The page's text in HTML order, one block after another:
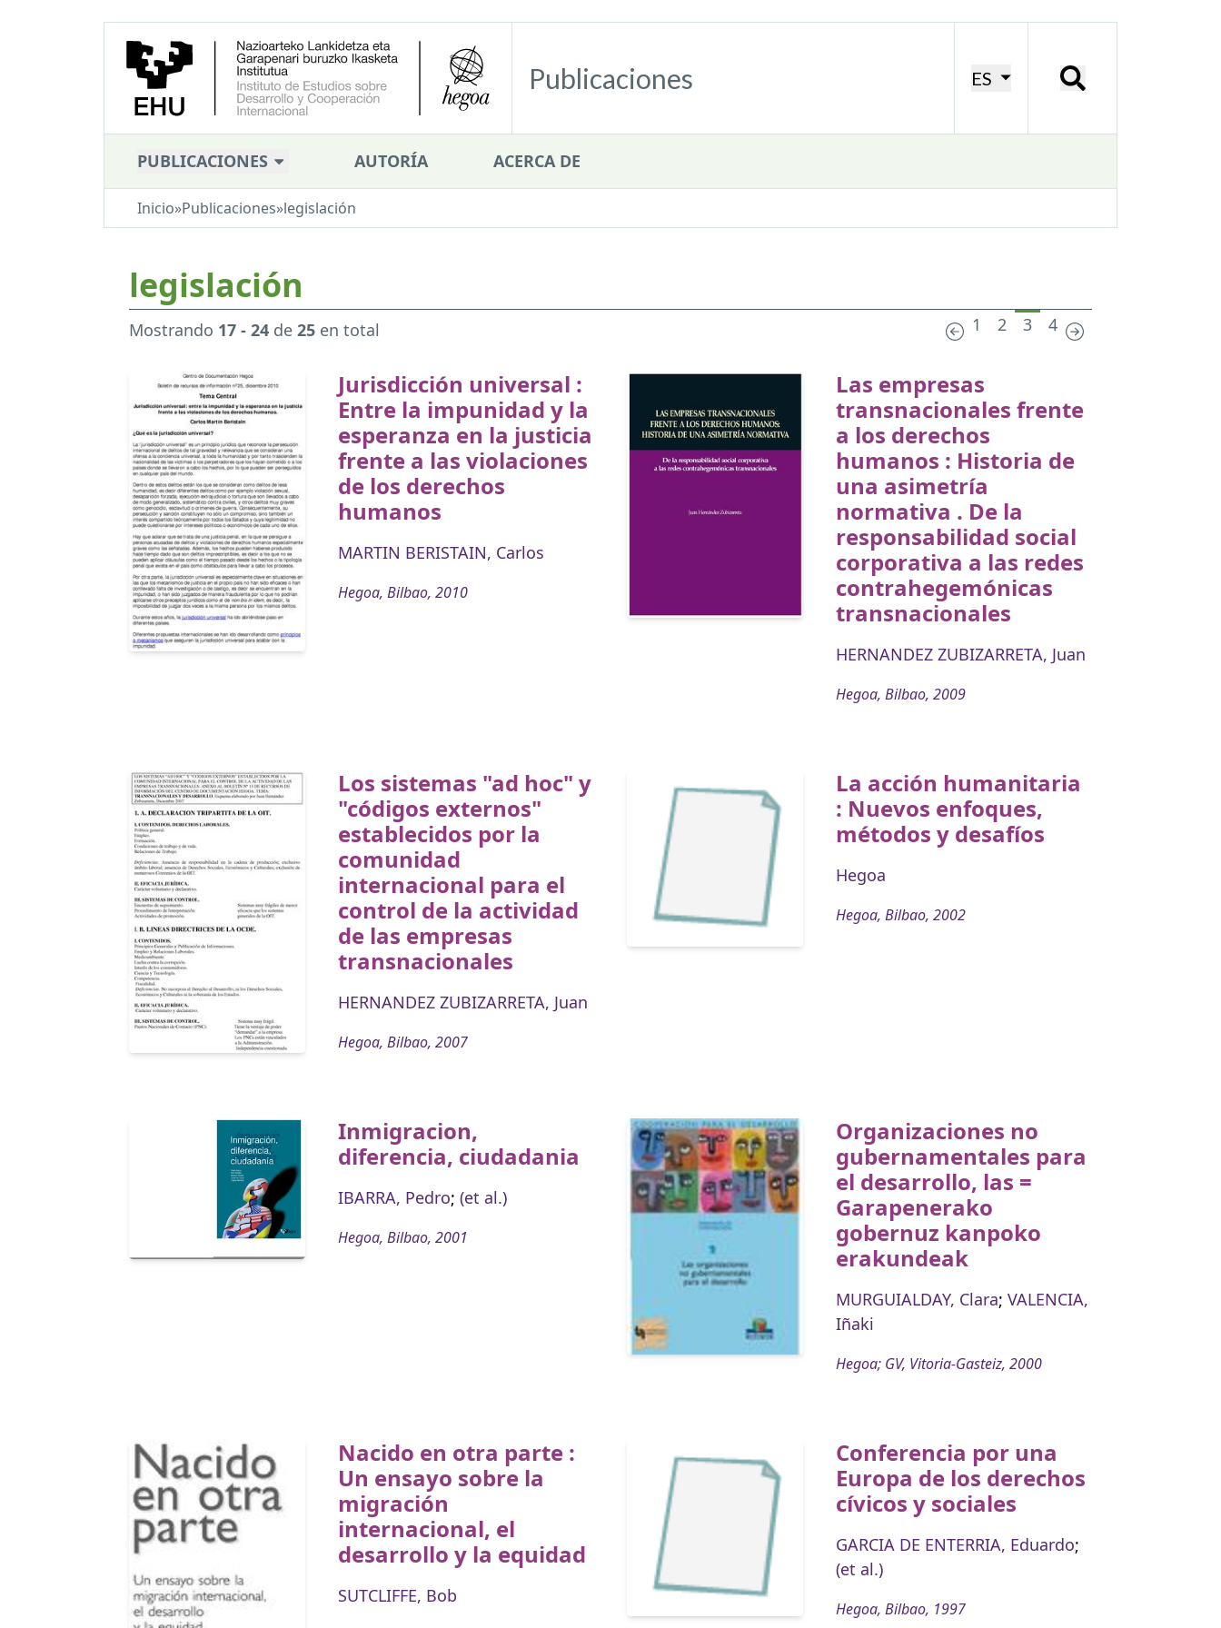
Publicaciones ES
PUBLICACIONES AUTORÍA ACERCA DE
Inicio»Publicaciones»legislación
legislación
Mostrando 17 - 24 de 25 en total 1 2 3 4
Jurisdicción universal :
Entre la impunidad y la
esperanza en la justicia
frente a las violaciones
de los derechos
humanos
MARTIN BERISTAIN, Carlos
Hegoa, Bilbao, 2010
Las empresas
transnacionales frente
a los derechos
humanos : Historia de
una asimetría
normativa . De la
responsabilidad social
corporativa a las redes
contrahegemónicas
transnacionales
HERNANDEZ ZUBIZARRETA, Juan
Hegoa, Bilbao, 2009
Los sistemas "ad hoc" y
"códigos externos"
establecidos por la
comunidad
internacional para el
control de la actividad
de las empresas
transnacionales
HERNANDEZ ZUBIZARRETA, Juan
Hegoa, Bilbao, 2007
La acción humanitaria
: Nuevos enfoques,
métodos y desafíos
Hegoa
Hegoa, Bilbao, 2002
Inmigracion,
diferencia, ciudadania
IBARRA, Pedro; (et al.)
Hegoa, Bilbao, 2001
Organizaciones no
gubernamentales para
el desarrollo, las =
Garapenerako
gobernuz kanpoko
erakundeak
MURGUIALDAY, Clara; VALENCIA,
Iñaki
Hegoa; GV, Vitoria-Gasteiz, 2000
Nacido en otra parte :
Un ensayo sobre la
migración
internacional, el
desarrollo y la equidad
SUTCLIFFE, Bob
Conferencia por una
Europa de los derechos
cívicos y sociales
GARCIA DE ENTERRIA, Eduardo;
(et al.)
Hegoa, Bilbao, 1997